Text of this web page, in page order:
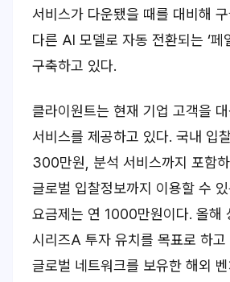
서비스가 다운됐을 때를 대비해
다른 AI 모델로 자동 전환되는 ‘페
구축하고 있다.
클라이원트는 현재 기업 고객을
서비스를 제공하고 있다. 국내 입
300만원, 분석 서비스까지 포함
글로벌 입찰정보까지 이용할 수
요금제는 연 1000만원이다. 올해
시리즈A 투자 유치를 목표로 하고
글로벌 네트워크를 보유한 해외 벤